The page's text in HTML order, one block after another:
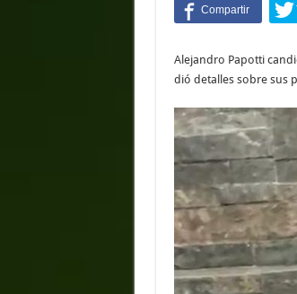
Alejandro Papotti
dió detalles sobre sus